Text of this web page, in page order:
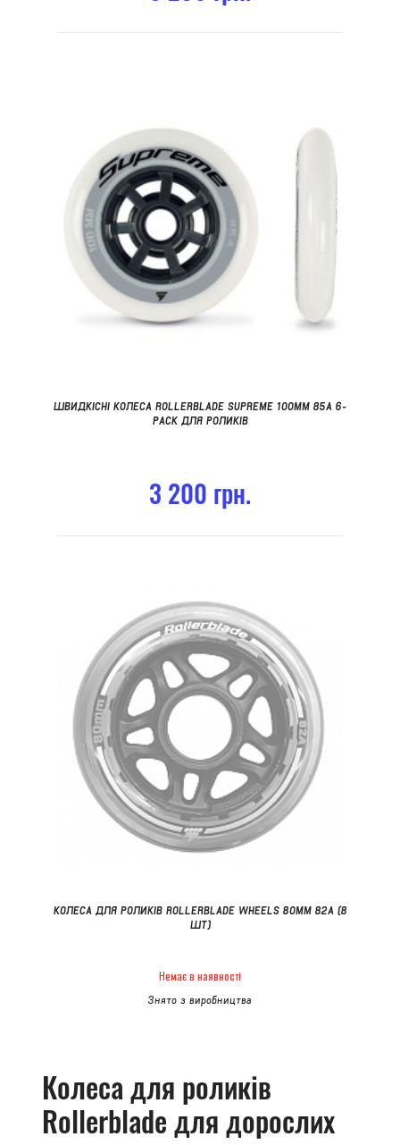
ШВИДКІСНІ КОЛЕСА ROLLERBLADE SUPREME 100MM 85A 6-
PACK ДЛЯ РОЛИКІВ
3 200 грн.
КОЛЕСА ДЛЯ РОЛИКІВ ROLLERBLADE WHEELS 80MM 82A (8
ШТ)
Немає в наявності
Знято з виробництва
Колеса для роликів
Rollerblade для дорослих